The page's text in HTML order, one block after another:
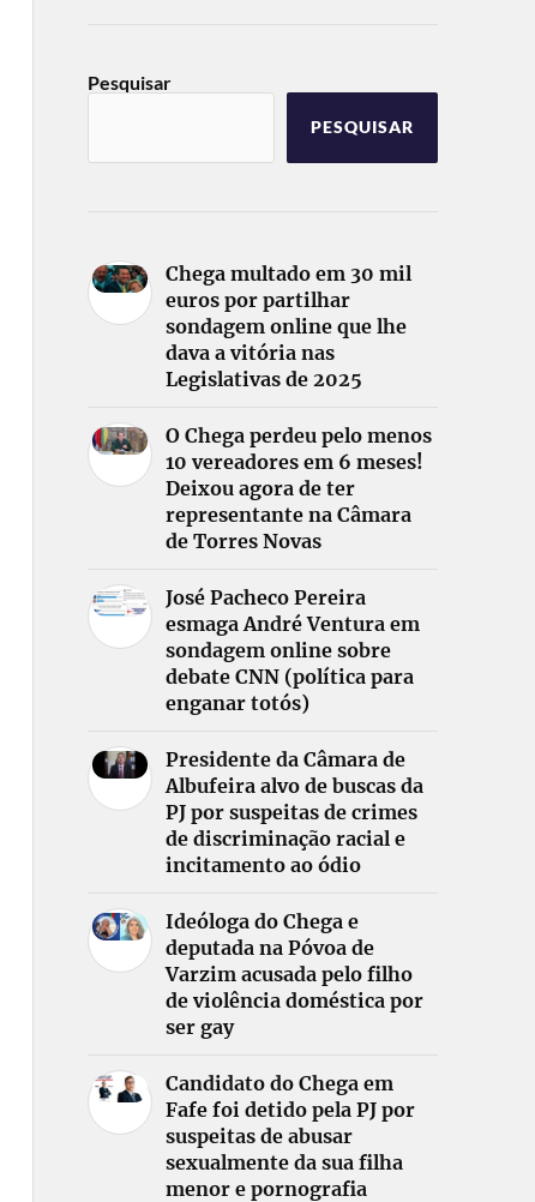
Pesquisar
PESQUISAR
Chega multado em 30 mil
euros por partilhar
sondagem online que lhe
dava a vitória nas
Legislativas de 2025
O Chega perdeu pelo menos
10 vereadores em 6 meses!
Deixou agora de ter
representante na Câmara
de Torres Novas
José Pacheco Pereira
esmaga André Ventura em
sondagem online sobre
debate CNN (política para
enganar totós)
Presidente da Câmara de
Albufeira alvo de buscas da
PJ por suspeitas de crimes
de discriminação racial e
incitamento ao ódio
Ideóloga do Chega e
deputada na Póvoa de
Varzim acusada pelo filho
de violência doméstica por
ser gay
Candidato do Chega em
Fafe foi detido pela PJ por
suspeitas de abusar
sexualmente da sua filha
menor e pornografia